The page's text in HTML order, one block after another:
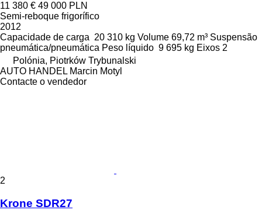
11 380 € 49 000 PLN
Semi-reboque frigorífico
2012
Capacidade de carga 20 310 kg Volume 69,72 m³ Suspensão
pneumática/pneumática Peso líquido 9 695 kg Eixos 2
Polónia, Piotrków Trybunalski
AUTO HANDEL Marcin Motyl
Contacte o vendedor
2
Krone SDR27